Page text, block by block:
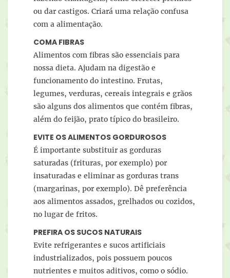
ou dar castigos. Criará uma relação confusa
com a alimentação.
COMA FIBRAS
Alimentos com fibras são essenciais para
nossa dieta. Ajudam na digestão e
funcionamento do intestino. Frutas,
legumes, verduras, cereais integrais e grãos
são alguns dos alimentos que contém fibras,
além do feijão, prato típico do brasileiro.
EVITE OS ALIMENTOS GORDUROSOS
É importante substituir as gorduras
saturadas (frituras, por exemplo) por
insaturadas e eliminar as gorduras trans
(margarinas, por exemplo). Dê preferência
aos alimentos assados, grelhados ou cozidos,
no lugar de fritos.
PREFIRA OS SUCOS NATURAIS
Evite refrigerantes e sucos artificiais
industrializados, pois possuem poucos
nutrientes e muitos aditivos, como o sódio.